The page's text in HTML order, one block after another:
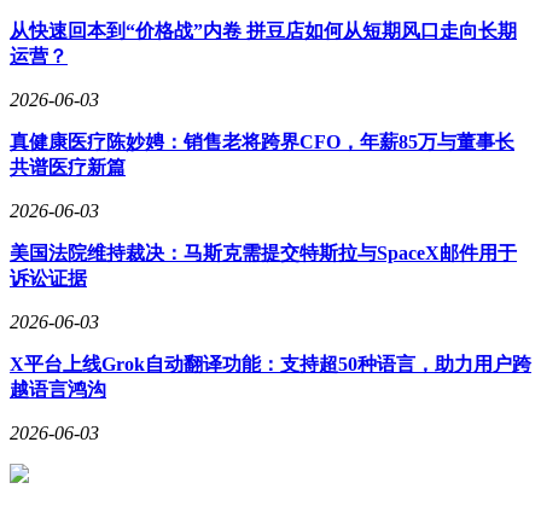
从快速回本到“价格战”内卷 拼豆店如何从短期风口走向长期
运营？
2026-06-03
真健康医疗陈妙娉：销售老将跨界CFO，年薪85万与董事长
共谱医疗新篇
2026-06-03
美国法院维持裁决：马斯克需提交特斯拉与SpaceX邮件用于
诉讼证据
2026-06-03
X平台上线Grok自动翻译功能：支持超50种语言，助力用户跨
越语言鸿沟
2026-06-03